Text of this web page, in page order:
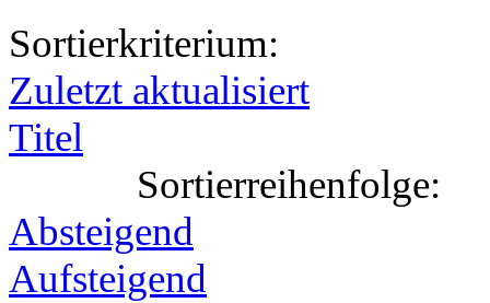
Sortierkriterium:
Zuletzt aktualisiert
Titel
Sortierreihenfolge:
Absteigend
Aufsteigend